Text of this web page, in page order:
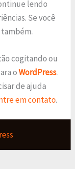
lendo
Se você
cogitando ou
oWordPress.
de ajuda
em contato.